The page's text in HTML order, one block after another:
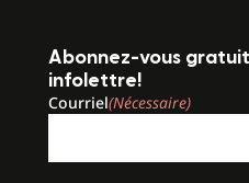
Abonnez-vous
infolettre!
Courriel(Nécessaire)